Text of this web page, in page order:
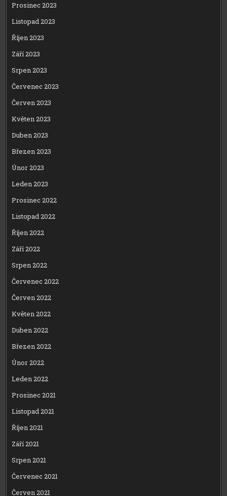
Prosinec 2023
Listopad 2023
Říjen 2023
Září 2023
Srpen 2023
Červenec 2023
Červen 2023
Květen 2023
Duben 2023
Březen 2023
Únor 2023
Leden 2023
Prosinec 2022
Listopad 2022
Říjen 2022
Září 2022
Srpen 2022
Červenec 2022
Červen 2022
Květen 2022
Duben 2022
Březen 2022
Únor 2022
Leden 2022
Prosinec 2021
Listopad 2021
Říjen 2021
Září 2021
Srpen 2021
Červenec 2021
Červen 2021